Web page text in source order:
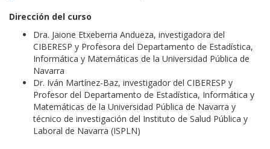
Dirección del curso
Dra. Jaione Etxeberria Andueza, investigadora del
CIBERESP y Profesora del Departamento de Estadística,
Informática y Matemáticas de la Universidad Pública de
Navarra
Dr. Iván Martínez-Baz, investigador del CIBERESP y
Profesor del Departamento de Estadística, Informática y
Matemáticas de la Universidad Pública de Navarra y
técnico de investigación del Instituto de Salud Pública y
Laboral de Navarra (ISPLN)